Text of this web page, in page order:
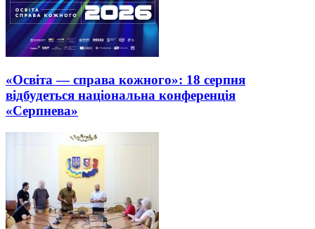
«Освіта — справа кожного»: 18 серпня
відбудеться національна конференція
«Серпнева»